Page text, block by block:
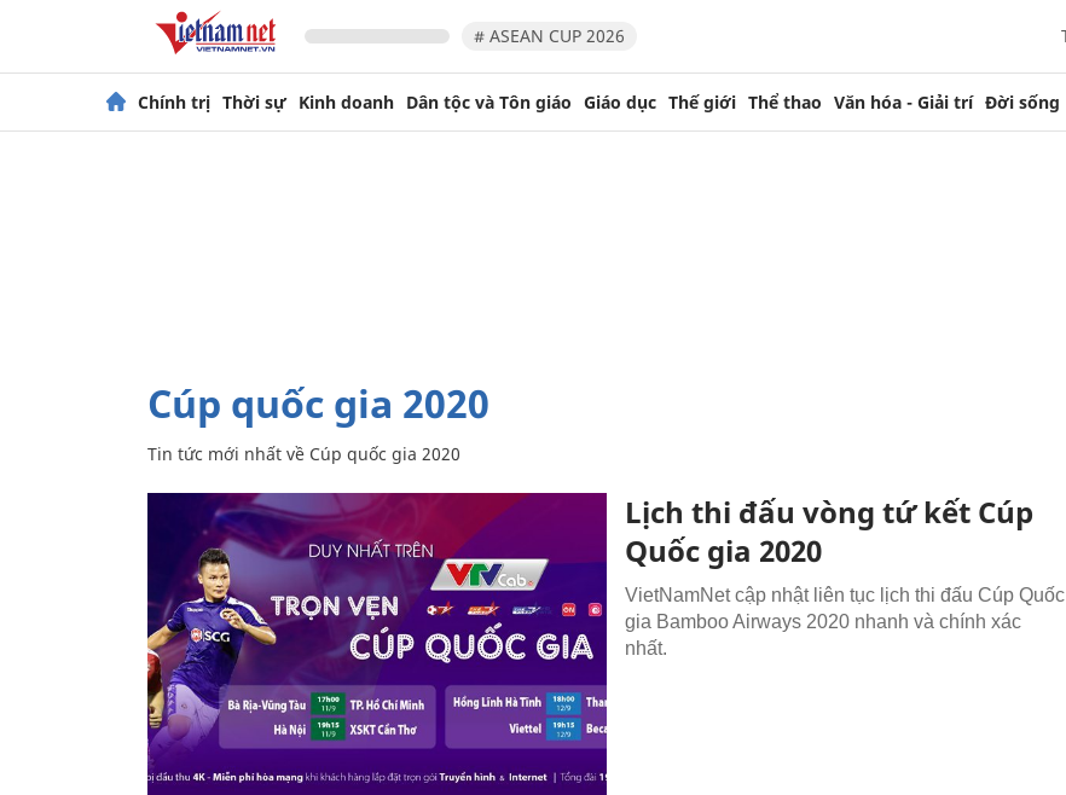
# ASEAN CUP 2026
Chính trị Thời sự Kinh doanh Dân tộc và Tôn giáo Giáo dục Thế giới Thể thao Văn hóa - Giải trí Đời sống
Cúp quốc gia 2020
Tin tức mới nhất về Cúp quốc gia 2020
Lịch thi đấu vòng tứ kết Cúp
Quốc gia 2020
VietNamNet cập nhật liên tục lịch thi đấu Cúp Quốc
gia Bamboo Airways 2020 nhanh và chính xác
nhất.